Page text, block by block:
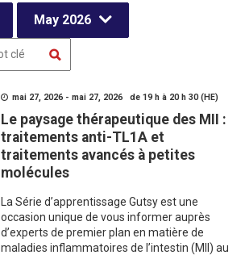
May 2026
mai 27, 2026 - mai 27, 2026 de 19 h à 20 h 30 (HE)
Le paysage thérapeutique des MII :
traitements anti-TL1A et
traitements avancés à petites
molécules
La Série d’apprentissage Gutsy est une
occasion unique de vous informer auprès
d’experts de premier plan en matière de
maladies inflammatoires de l’intestin (MII) au